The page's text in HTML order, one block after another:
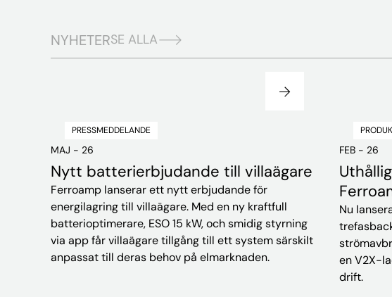
NYHETERSE ALLA
PRESSMEDDELANDE
MAJ - 26
Nytt batterierbjudande till villaägare
Ferroamp lanserar ett nytt erbjudande för
energilagring till villaägare. Med en ny kraftfull
batterioptimerare, ESO 15 kW, och smidig styrning
via app får villaägare tillgång till ett system särskilt
anpassat till deras behov på elmarknaden.
FEB - 26
Nu
en V2X-
drift.